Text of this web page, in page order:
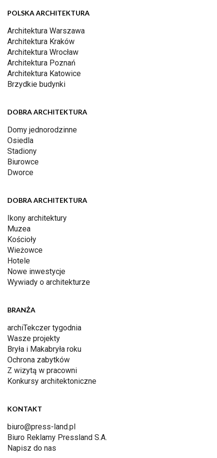
POLSKA ARCHITEKTURA
Architektura Warszawa
Architektura Kraków
Architektura Wrocław
Architektura Poznań
Architektura Katowice
Brzydkie budynki
DOBRA ARCHITEKTURA
Domy jednorodzinne
Osiedla
Stadiony
Biurowce
Dworce
DOBRA ARCHITEKTURA
Ikony architektury
Muzea
Kościoły
Wieżowce
Hotele
Nowe inwestycje
Wywiady o architekturze
BRANŻA
archiTekczer tygodnia
Wasze projekty
Bryła i Makabryła roku
Ochrona zabytków
Z wizytą w pracowni
Konkursy architektoniczne
KONTAKT
biuro@press-land.pl
Biuro Reklamy Pressland S.A.
Napisz do nas